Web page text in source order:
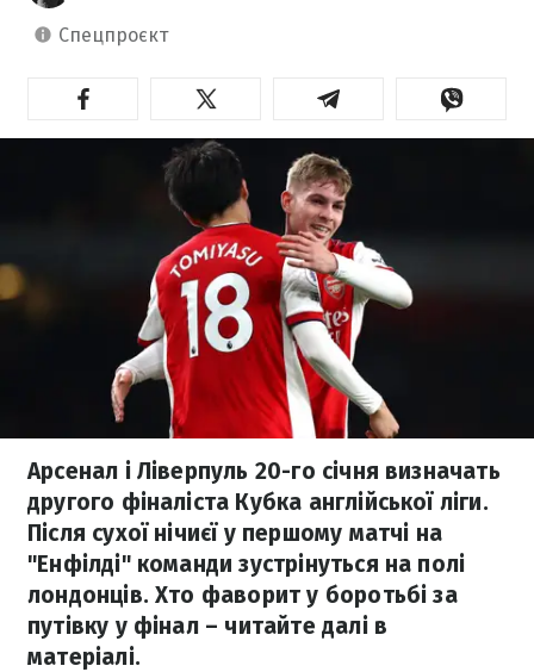
спецпроєкт
Арсенал і Ліверпуль 20-го січня визначать
другого фіналіста Кубка англійської ліги.
Після сухої нічиєї у першому матчі на
"Енфілді" команди зустрінуться на полі
лондонців. Хто фаворит у боротьбі за
путівку у фінал – читайте далі в
матеріалі.